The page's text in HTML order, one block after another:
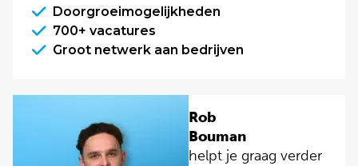
Doorgroeimogelijkheden
700+ vacatures
Groot netwerk aan bedrijven
Rob
Bouman
helpt je graag verder